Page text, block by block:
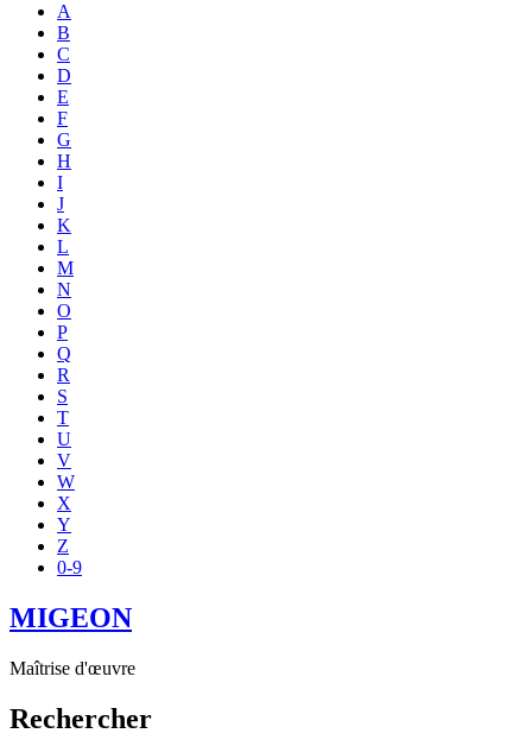
A
B
C
D
E
F
G
H
I
J
K
L
M
N
O
P
Q
R
S
T
U
V
W
X
Y
Z
0-9
MIGEON
Maîtrise d'œuvre
Rechercher